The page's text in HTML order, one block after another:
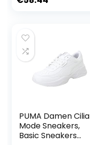
PUMA Damen Cilia
Mode Sneakers,
Basic Sneakers